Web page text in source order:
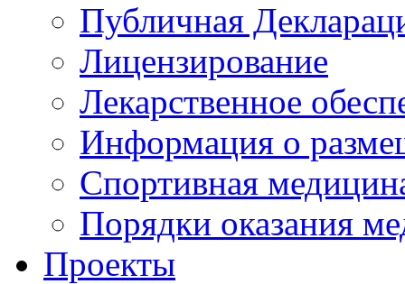
Публичная
Лицензирование
Лекарственное
Информация о
Спортивная
Порядки оказания
Проекты